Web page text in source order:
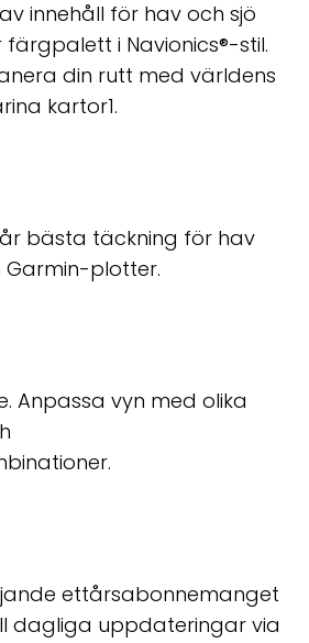
innehåll för hav och sjö
i Navionics®-stil.
din rutt med världens
kartor1.
bästa täckning för hav
plotter.
Anpassa vyn med olika
ettårsabonnemanget
dagliga uppdateringar via